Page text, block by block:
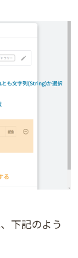
下記のよう